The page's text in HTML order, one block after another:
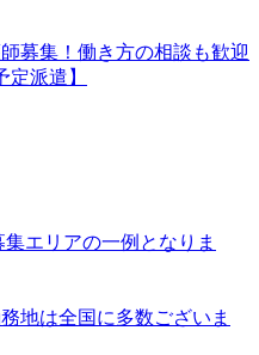
募集！働き方の相談も歓迎
派遣】
エリアの一例となりま
地は全国に多数ございま